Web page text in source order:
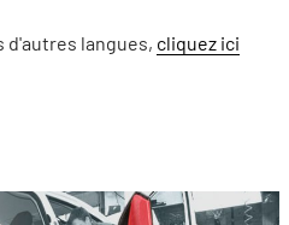
d'autres langues, cliquez ici